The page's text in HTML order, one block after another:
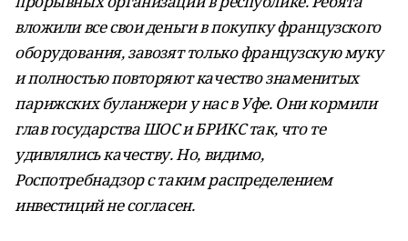
вложили все свои деньги в покупку французского
оборудования, завозят только французскую муку
и полностью повторяют качество знаменитых
парижских буланжери у нас в Уфе. Они кормили
глав государства ШОС и БРИКС так, что те
удивлялись качеству. Но, видимо,
Роспотребнадзор с таким распределением
инвестиций не согласен.